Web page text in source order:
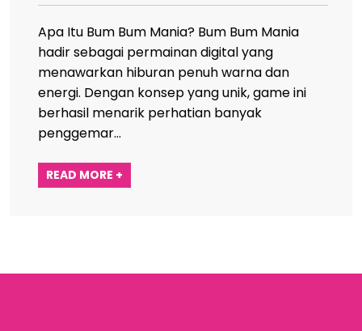
Apa Itu Bum Bum Mania? Bum Bum Mania
hadir sebagai permainan digital yang
menawarkan hiburan penuh warna dan
energi. Dengan konsep yang unik, game ini
berhasil menarik perhatian banyak
penggemar…
READ MORE +